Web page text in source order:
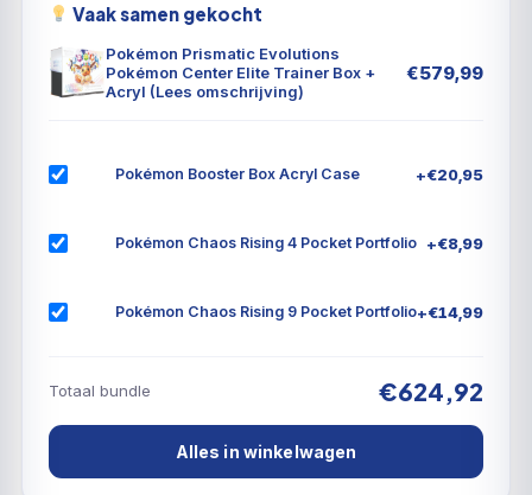
Vaak samen gekocht
Pokémon Prismatic Evolutions
Pokémon Center Elite Trainer Box +
Acryl (Lees omschrijving)
€579,99
Pokémon Booster Box Acryl Case +€20,95
Pokémon Chaos Rising 4 Pocket Portfolio +€8,99
Pokémon Chaos Rising 9 Pocket Portfolio+€14,99
Totaal bundle €624,92
Alles in winkelwagen